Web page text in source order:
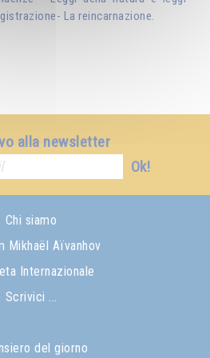
La reincarnazione.
alla newsletter
Ok!
Chi siamo
Mikhaël Aïvanhov
Internazionale
Scrivici ...
del giorno